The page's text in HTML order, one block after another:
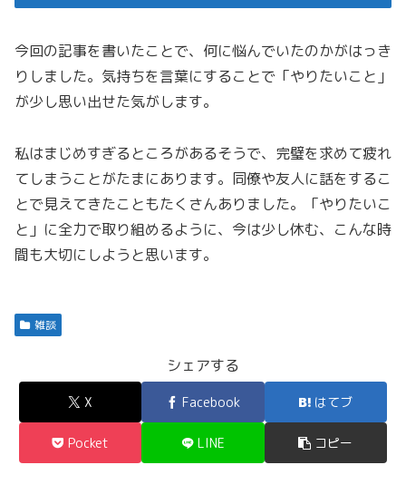
今回の記事を書いたことで、何に悩んでいたのかがはっき
りしました。気持ちを言葉にすることで「やりたいこと」
が少し思い出せた気がします。
私はまじめすぎるところがあるそうで、完璧を求めて疲れ
てしまうことがたまにあります。同僚や友人に話をするこ
とで見えてきたこともたくさんありました。「やりたいこ
と」に全力で取り組めるように、今は少し休む、こんな時
間も大切にしようと思います。
雑談
シェアする
X Facebook はてブ
Pocket LINE コピー